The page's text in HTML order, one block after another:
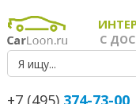
С
+7 (495) 374-73-00